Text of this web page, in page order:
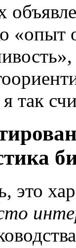
«опыт
так
это